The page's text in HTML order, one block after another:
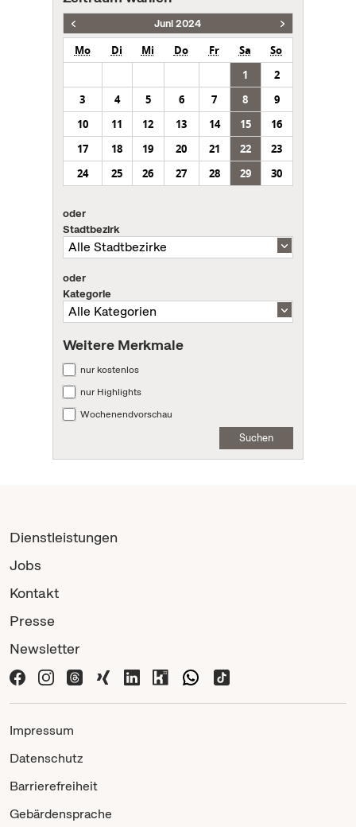
Juni 2024
Mo Di Mi Do Fr Sa
So
1
2
3
4 5 6 7 8
9
10
11 12 13 14 15
16
17
18 19 20 21 22
23
24
25 26 27 28 29 30
oder
Stadtbezirk
oder
Kategorie
Weitere Merkmale
nur kostenlos
nur Highlights
Wochenendvorschau
Suchen
Dienstleistungen
Jobs
Kontakt
Presse
Newsletter
Impressum
Datenschutz
Barrierefreiheit
Gebärdensprache